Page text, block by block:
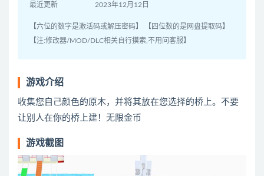
最近更新 2023年12月12日
【六位的数字是激活码或解压密码】 【四位数的是网盘提取码】
【注:修改器/MOD/DLC相关自行摸索,不用问客服】
游戏介绍
收集您自己颜色的原木，并将其放在您选择的桥上。不要
让别人在你的桥上建！无限金币
游戏截图